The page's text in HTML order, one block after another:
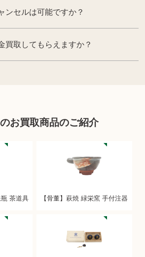
ンセルは可能ですか？
買取してもらえますか？
お買取商品のご紹介
瓶 茶道具 【骨董】萩焼 緑栄窯 手付注器